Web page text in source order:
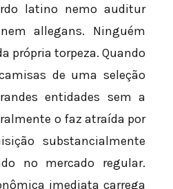
latino nemo auditur
allegans. Ninguém
própria torpeza. Quando
de uma seleção
entidades sem a
o faz atraída por
substancialmente
no mercado regular.
imediata carrega